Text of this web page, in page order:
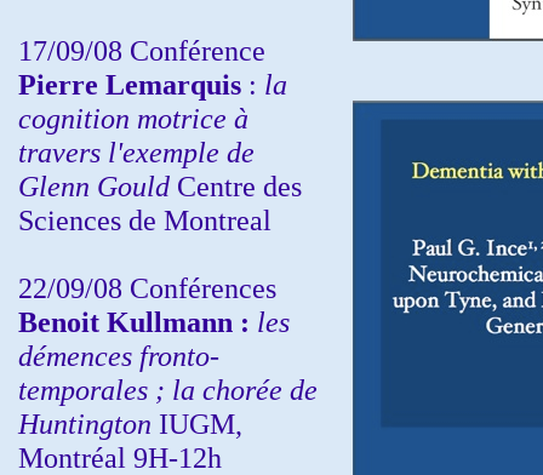
17/09/08 Conférence
Pierre Lemarquis : la
cognition motrice à
travers l'exemple de
Glenn Gould Centre des
Sciences de Montreal
22/09/08 Conférences
Benoit Kullmann : les
démences fronto-
temporales ; la chorée de
Huntington IUGM,
Montréal 9H-12h